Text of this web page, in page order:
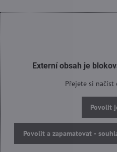
Externí obsah je
Přejete si načíst
Povolit
Povolit a zapamatovat -